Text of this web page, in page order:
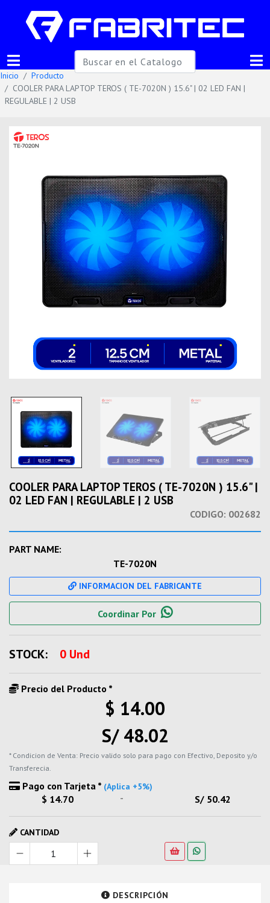
Inicio
Producto
COOLER PARA LAPTOP TEROS ( TE-7020N ) 15.6" | 02 LED FAN |
REGULABLE | 2 USB
COOLER PARA LAPTOP TEROS ( TE-7020N ) 15.6" |
02 LED FAN | REGULABLE | 2 USB
CODIGO: 002682
PART NAME:
TE-7020N
INFORMACION DEL FABRICANTE
Coordinar Por
STOCK: 0 Und
Precio del Producto *
$ 14.00
S/ 48.02
* Condicion de Venta: Precio valido solo para pago con Efectivo, Deposito y/o
Transferecia.
Pago con Tarjeta * (Aplica +5%)
$ 14.70 - S/ 50.42
CANTIDAD
DESCRIPCIÓN